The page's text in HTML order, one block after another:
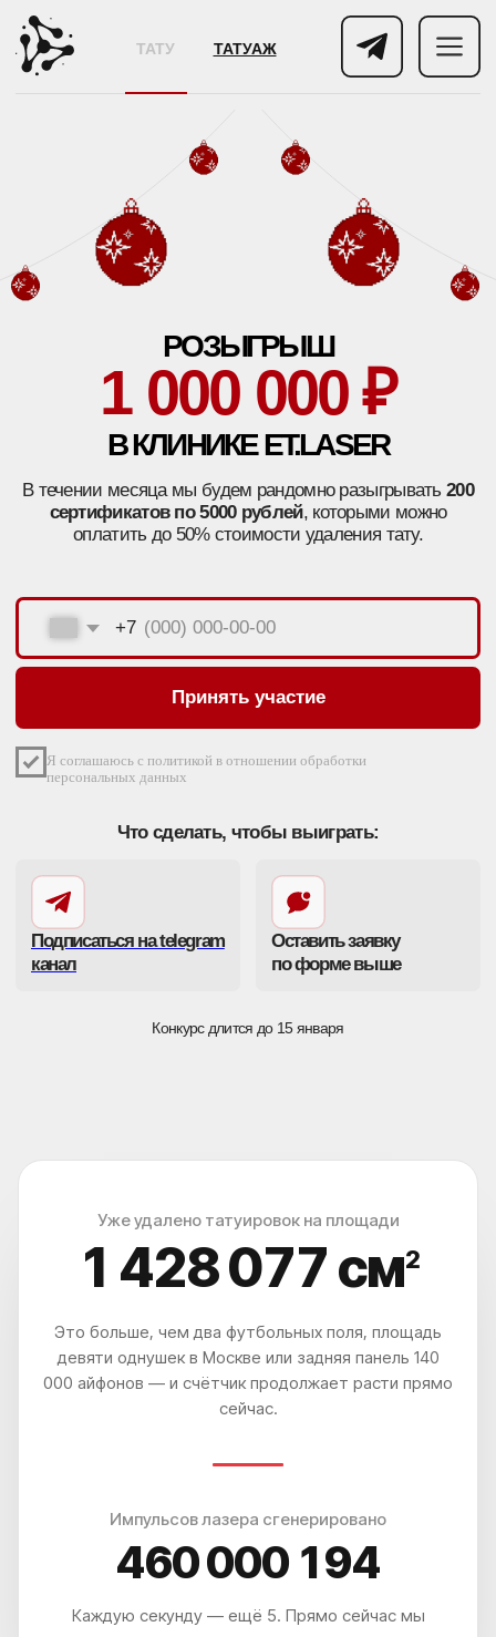
Я соглашаюсь с политикой в отношении обработки
Принять участие
1 000 000 ₽
РОЗЫГРЫШ
Оставить заявку
Подписаться на telegram
Что сделать, чтобы выиграть:
В течении месяца мы будем рандомно разыгрывать200
оплатить до 50% стоимости удаления тату.
Уже удалено татуировок на площади
1 428 079см2
Это больше, чем два футбольных поля, площадь
девяти однушек в Москве или задняя панель 140
000 айфонов — и счётчик продолжает расти прямо
сейчас.
Импульсов лазера сгенерировано
460 000 197
Каждую секунду — ещё 5. Прямо сейчас мы